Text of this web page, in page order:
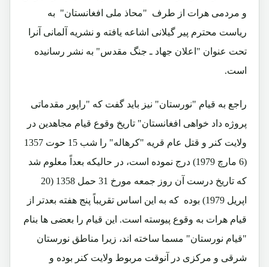
و مردمی هرات از طرف "محاذ ملی افغانستان" به
ریاست محترم پیر گیلانی اشاعه یافته و نشریه آلمانی آنرا
تحت عنوان "اعلان جهاد ـ جنگ مقدس" به نشر رسانیده
است.
راجع به قیام "نورستان" نیز باید گفت که "راپور مقدماتی
پروژه داد خواهی افغانستان" تاریخ وقوع قیام مجاهدین در
ولایت کنر و قتل عام قریه "کرهاله" را شب 15 حوت 1357
(6 مارچ 1979) درج نموده است، در حالیکه بعداً معلوم شد
که تاریخ درست آن روز جمعه مورخ 31 حمل 1358 (20
اپریل 1979) بوده که به این اساس تقریباً پنج هفته بعدتر از
قیام هرات به وقوع پیوسته است. این قیام را بعضی ها بنام
"قیام نورستان" مسما ساخته اند، زیرا مناطق نورستان
شرقی و مرکزی در آنوقت مربوط ولایت کنر بوده و